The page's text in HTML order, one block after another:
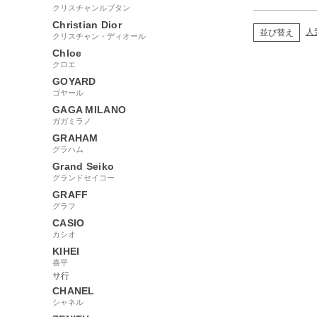
クリスチャンルブタン
Christian Dior
クリスチャン・ディオール
Chloe
クロエ
GOYARD
ゴヤール
GAGA MILANO
ガガミラノ
GRAHAM
グラハム
Grand Seiko
グランドセイコー
GRAFF
グラフ
CASIO
カシオ
KIHEI
喜平
サ行
CHANEL
シャネル
並び替え 人